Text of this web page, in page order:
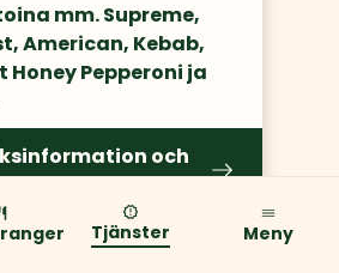
Tjänster Meny
mm. Supreme,
American, Kebab,
Honey Pepperoni ja
och
plats